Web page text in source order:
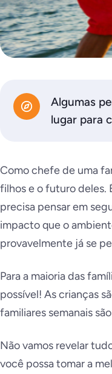
Algumas
lugar para
Como chefe de uma
filhos e o futuro deles.
precisa pensar em
impacto que o
provavelmente já se
Para a maioria das
possível! As crianças
familiares semanais
Não vamos revelar
você possa tomar a